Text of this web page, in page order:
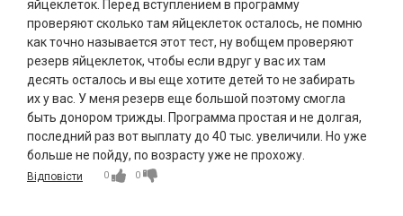
яйцеклеток. Перед вступлением в программу
проверяют сколько там яйцеклеток осталось, не помню
как точно называется этот тест, ну вобщем проверяют
резерв яйцеклеток, чтобы если вдруг у вас их там
десять осталось и вы еще хотите детей то не забирать
их у вас. У меня резерв еще большой поэтому смогла
быть донором трижды. Программа простая и не долгая,
последний раз вот выплату до 40 тыс. увеличили. Но уже
больше не пойду, по возрасту уже не прохожу.
Відповісти 0 0